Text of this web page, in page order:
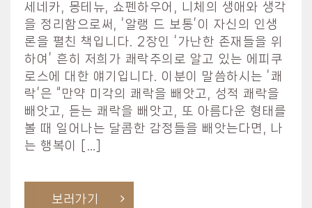
세네카, 몽테뉴, 쇼펜하우어, 니체의 생애와 생각
을 정리함으로써, ‘알랭 드 보통’이 자신의 인생
론을 펼친 책입니다. 2장인 ‘가난한 존재들을 위
하여’ 흔히 저희가 쾌락주의로 알고 있는 에피쿠
로스에 대한 얘기입니다. 이분이 말씀하시는 ‘쾌
락’은 “만약 미각의 쾌락을 빼앗고, 성적 쾌락을
빼앗고, 듣는 쾌락을 빼앗고, 또 아름다운 형태를
볼 때 일어나는 달콤한 감정들을 빼앗는다면, 나
는 행복이 […]
보러가기